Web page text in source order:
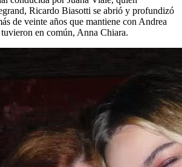
Ricardo Biasotti se abrió y profundizó
de veinte años que mantiene con Andrea
en común, Anna Chiara.